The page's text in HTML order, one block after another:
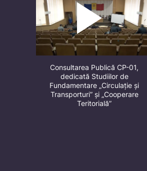
Consultarea Publică CP-01,
dedicată Studiilor de
Fundamentare „Circulație și
Transporturi” și „Cooperare
Teritorială”